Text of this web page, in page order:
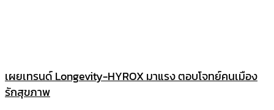
เผยเทรนด์ Longevity-HYROX มาแรง ตอบโจทย์คนเมือง
รักสุขภาพ